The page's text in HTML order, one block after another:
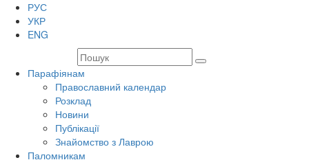
РУС
УКР
ENG
Парафіянам
Православний календар
Розклад
Новини
Публікації
Знайомство з Лаврою
Паломникам